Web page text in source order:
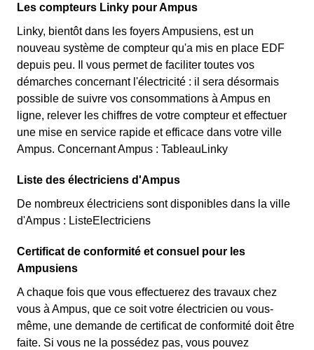
Les compteurs Linky pour Ampus
Linky, bientôt dans les foyers Ampusiens, est un
nouveau système de compteur qu'a mis en place EDF
depuis peu. Il vous permet de faciliter toutes vos
démarches concernant l'électricité : il sera désormais
possible de suivre vos consommations à Ampus en
ligne, relever les chiffres de votre compteur et effectuer
une mise en service rapide et efficace dans votre ville
Ampus. Concernant Ampus : TableauLinky
Liste des électriciens d'Ampus
De nombreux électriciens sont disponibles dans la ville
d'Ampus : ListeElectriciens
Certificat de conformité et consuel pour les
Ampusiens
A chaque fois que vous effectuerez des travaux chez
vous à Ampus, que ce soit votre électricien ou vous-
même, une demande de certificat de conformité doit être
faite. Si vous ne la possédez pas, vous pouvez